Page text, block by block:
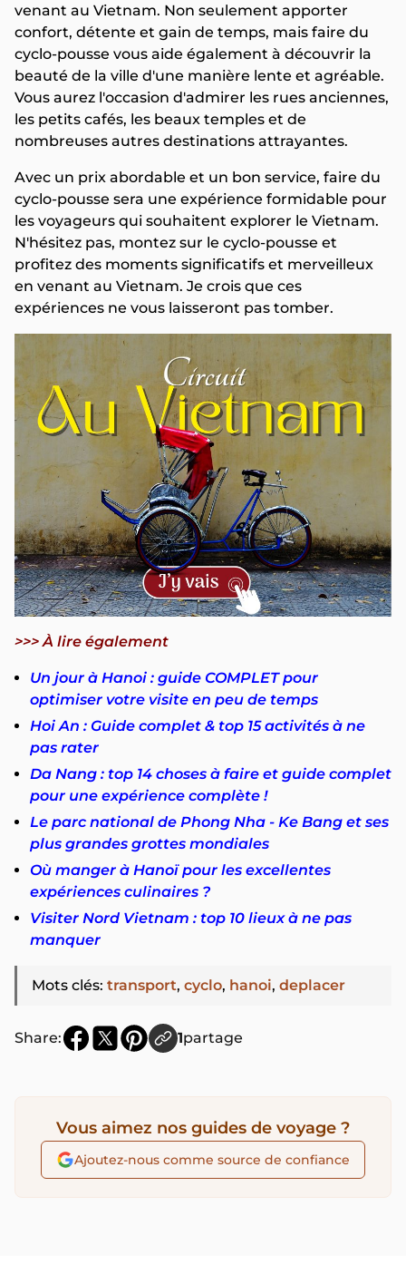
venant au Vietnam. Non seulement apporter
confort, détente et gain de temps, mais faire du
cyclo-pousse vous aide également à découvrir la
beauté de la ville d'une manière lente et agréable.
Vous aurez l'occasion d'admirer les rues anciennes,
les petits cafés, les beaux temples et de
nombreuses autres destinations attrayantes.
Avec un prix abordable et un bon service, faire du
cyclo-pousse sera une expérience formidable pour
les voyageurs qui souhaitent explorer le Vietnam.
N'hésitez pas, montez sur le cyclo-pousse et
profitez des moments significatifs et merveilleux
en venant au Vietnam. Je crois que ces
expériences ne vous laisseront pas tomber.
>>> À lire également
Un jour à Hanoi : guide COMPLET pour
optimiser votre visite en peu de temps
Hoi An : Guide complet & top 15 activités à ne
pas rater
Da Nang : top 14 choses à faire et guide complet
pour une expérience complète !
Le parc national de Phong Nha - Ke Bang et ses
plus grandes grottes mondiales
Où manger à Hanoï pour les excellentes
expériences culinaires ?
Visiter Nord Vietnam : top 10 lieux à ne pas
manquer
Mots clés: transport, cyclo, hanoi, deplacer
Share: 1partage
Vous aimez nos guides de voyage ?
Ajoutez-nous comme source de confiance